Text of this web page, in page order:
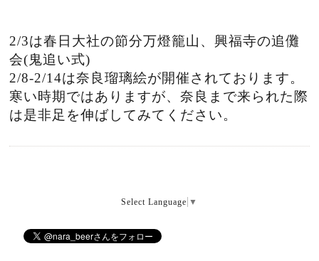
2/3は春日大社の節分万燈籠山、興福寺の追儺
会(鬼追い式)
2/8-2/14は奈良瑠璃絵が開催されております。
寒い時期ではありますが、奈良まで来られた際
は是非足を伸ばしてみてください。
Select Language ▼